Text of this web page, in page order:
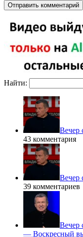
Найти:
Вечер
43 комментария
Вечер
39 комментариев
Вечер
— Воскресный